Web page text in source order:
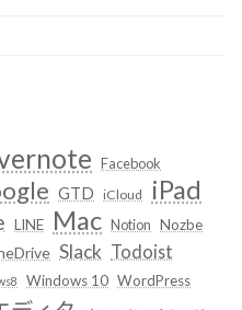
Facebook
GTD iCloud iPad
LINE Mac Notion Nozbe
Slack Todoist
Windows 10 WordPress